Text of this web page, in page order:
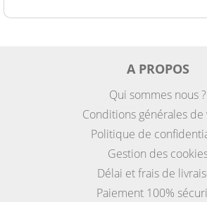
A PROPOS
Qui sommes nous ?
Conditions générales de
Politique de
Gestion des
Délai et frais de
Paiement 100%